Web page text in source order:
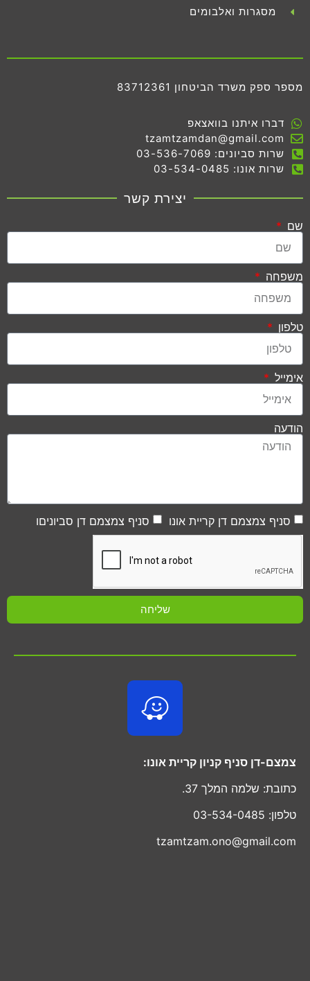
מסגרות ואלבומים
מספר ספק משרד הביטחון 83712361
דברו איתנו בוואצאפ
tzamtzamdan@gmail.com
שרות סביונים: 03-536-7069
שרות אונו: 03-534-0485
יצירת קשר
שם
משפחה
טלפון
אימייל
הודעה
סניף צמצמם דן קריית אונו סניף צמצמם דן סביוניםו
שליחה
צמצם-דן סניף קניון קריית אונו:
כתובת: שלמה המלך 37.
טלפון: 03-534-0485
tzamtzam.ono@gmail.com